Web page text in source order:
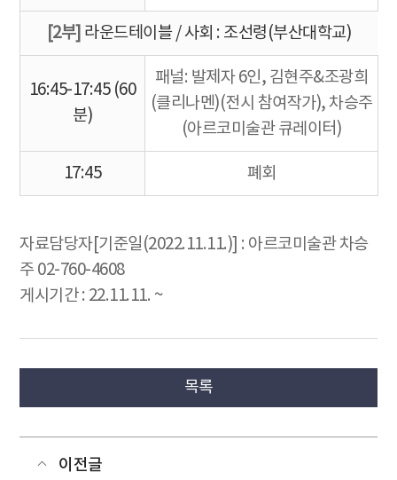
[2부] 라운드테이블 / 사회 : 조선령(부산대학교)
16:45-17:45 (60
분)
패널: 발제자 6인, 김현주&조광희
(클리나멘)(전시 참여작가), 차승주
(아르코미술관 큐레이터)
17:45 폐회
자료담당자[기준일(2022.11.11.)] : 아르코미술관 차승
주 02-760-4608
게시기간 : 22.11.11. ~
목록
이전글